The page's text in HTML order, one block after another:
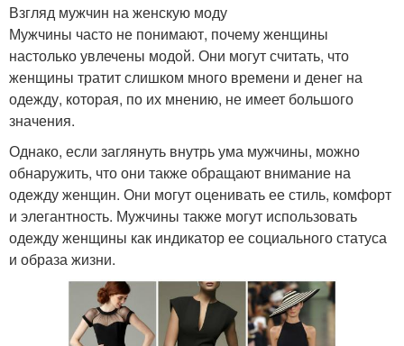
Взгляд мужчин на женскую моду
Мужчины часто не понимают, почему женщины
настолько увлечены модой. Они могут считать, что
женщины тратит слишком много времени и денег на
одежду, которая, по их мнению, не имеет большого
значения.
Однако, если заглянуть внутрь ума мужчины, можно
обнаружить, что они также обращают внимание на
одежду женщин. Они могут оценивать ее стиль, комфорт
и элегантность. Мужчины также могут использовать
одежду женщины как индикатор ее социального статуса
и образа жизни.